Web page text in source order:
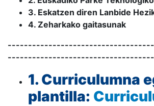
3. Eskatzen diren Lanbide
4. Zeharkako gaitasunak
1. Curriculumna
plantilla: